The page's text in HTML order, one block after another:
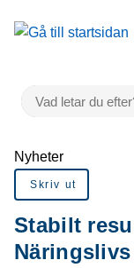
Gå till innehåll
VAD LETAR DU
Du är här:
Nyheter
Skriv ut
Stabilt